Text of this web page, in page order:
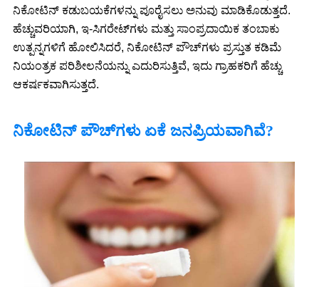
ನಿಕೋಟಿನ್ ಕಡುಬಯಕೆಗಳನ್ನು ಪೂರೈಸಲು ಅನುವು ಮಾಡಿಕೊಡುತ್ತದೆ.
ಹೆಚ್ಚುವರಿಯಾಗಿ, ಇ-ಸಿಗರೇಟ್‌ಗಳು ಮತ್ತು ಸಾಂಪ್ರದಾಯಿಕ ತಂಬಾಕು
ಉತ್ಪನ್ನಗಳಿಗೆ ಹೋಲಿಸಿದರೆ, ನಿಕೋಟಿನ್ ಪೌಚ್‌ಗಳು ಪ್ರಸ್ತುತ ಕಡಿಮೆ
ನಿಯಂತ್ರಕ ಪರಿಶೀಲನೆಯನ್ನು ಎದುರಿಸುತ್ತಿವೆ, ಇದು ಗ್ರಾಹಕರಿಗೆ ಹೆಚ್ಚು
ಆಕರ್ಷಕವಾಗಿಸುತ್ತದೆ.
ನಿಕೋಟಿನ್ ಪೌಚ್‌ಗಳು ಏಕೆ ಜನಪ್ರಿಯವಾಗಿವೆ?